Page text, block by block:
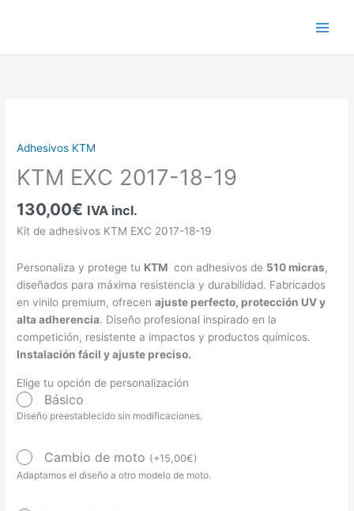
Adhesivos KTM
KTM EXC 2017-18-19
130,00€ IVA incl.
Kit de adhesivos KTM EXC 2017-18-19
Personaliza y protege tu KTM con adhesivos de 510 micras,
diseñados para máxima resistencia y durabilidad. Fabricados
en vinilo premium, ofrecenajuste perfecto, protección UV y
alta adherencia. Diseño profesional inspirado en la
competición, resistente a impactos y productos químicos.
Instalación fácil y ajuste preciso.
Elige tu opción de personalización
Básico
Diseño preestablecido sin modificaciones.
Cambio de moto (+15,00€)
Adaptamos el diseño a otro modelo de moto.
2017-
19